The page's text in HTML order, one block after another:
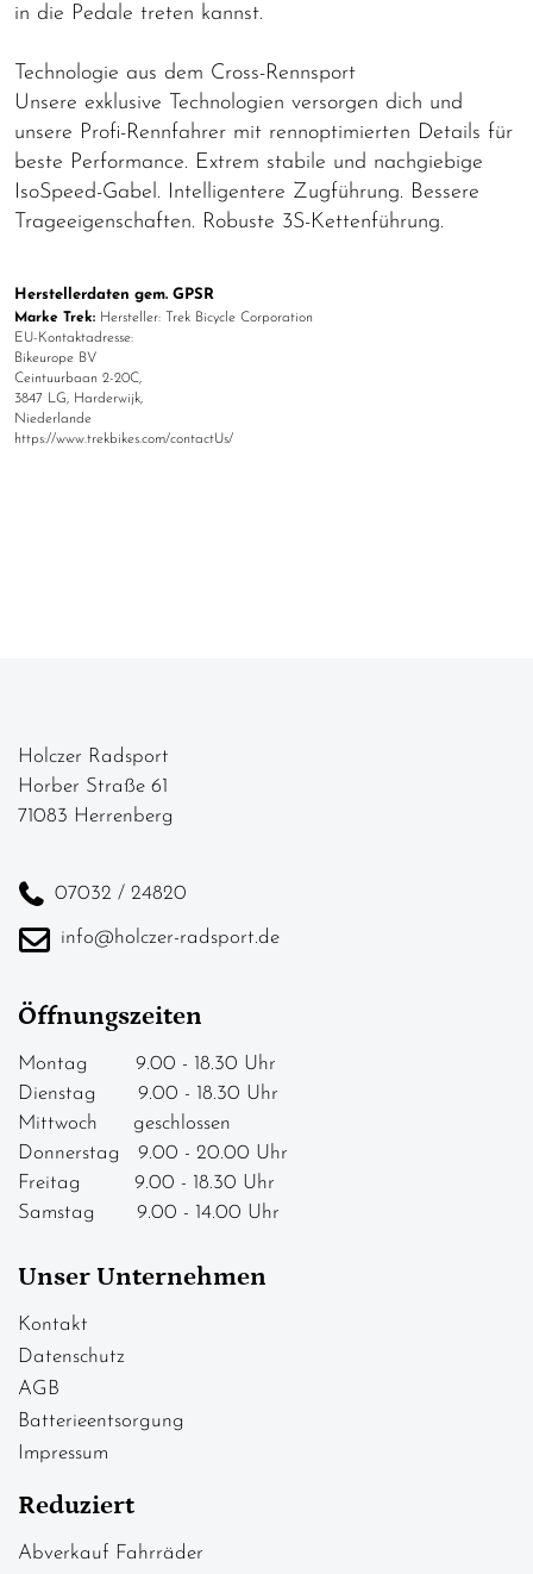
in die Pedale treten kannst.
Technologie aus dem Cross-Rennsport
Unsere exklusive Technologien versorgen dich und
unsere Profi-Rennfahrer mit rennoptimierten Details für
beste Performance. Extrem stabile und nachgiebige
IsoSpeed-Gabel. Intelligentere Zugführung. Bessere
Trageeigenschaften. Robuste 3S-Kettenführung.
Herstellerdaten gem. GPSR
Marke Trek: Hersteller: Trek Bicycle Corporation
EU-Kontaktadresse:
Bikeurope BV
Ceintuurbaan 2-20C,
3847 LG, Harderwijk,
Niederlande
https://www.trekbikes.com/contactUs/
Holczer Radsport
Horber Straße 61
71083 Herrenberg
07032 / 24820
info@holczer-radsport.de
Öffnungszeiten
Montag 9.00 - 18.30 Uhr
Dienstag 9.00 - 18.30 Uhr
Mittwoch geschlossen
Donnerstag 9.00 - 20.00 Uhr
Freitag 9.00 - 18.30 Uhr
Samstag 9.00 - 14.00 Uhr
Unser Unternehmen
Kontakt
Datenschutz
AGB
Batterieentsorgung
Impressum
Reduziert
Abverkauf Fahrräder